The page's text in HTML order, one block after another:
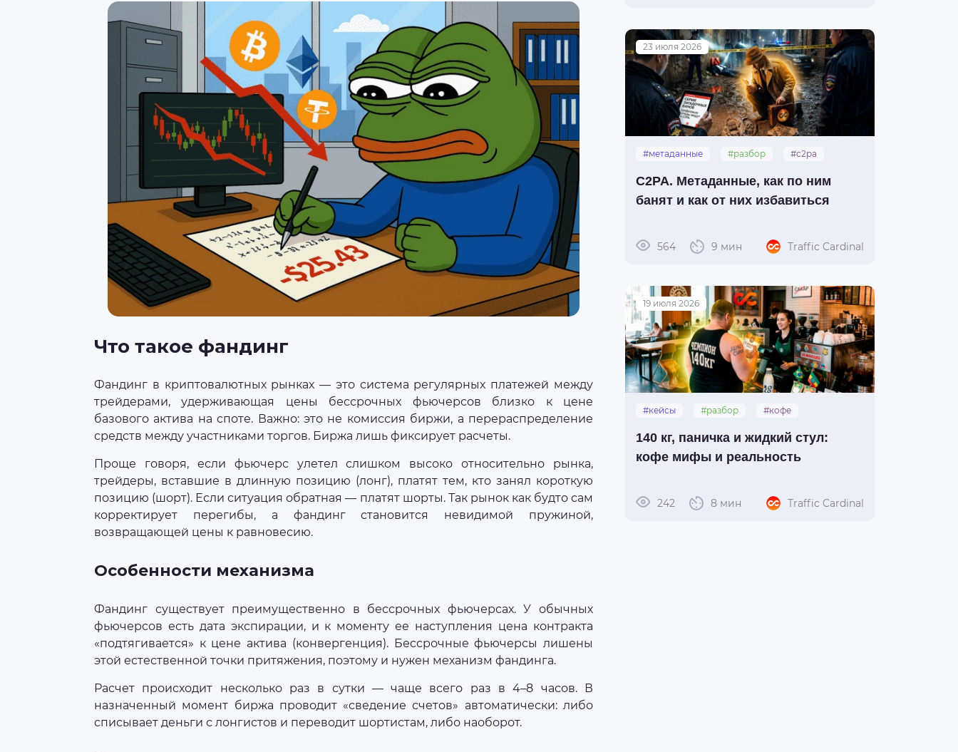
Что такое фандинг
Фандинг в криптовалютных рынках — это система регулярных платежей между
трейдерами, удерживающая цены бессрочных фьючерсов близко к цене
базового актива на споте. Важно: это не комиссия биржи, а перераспределение
средств между участниками торгов. Биржа лишь фиксирует расчеты.
Проще говоря, если фьючерс улетел слишком высоко относительно рынка,
трейдеры, вставшие в длинную позицию (лонг), платят тем, кто занял короткую
позицию (шорт). Если ситуация обратная — платят шорты. Так рынок как будто сам
корректирует перегибы, а фандинг становится невидимой пружиной,
возвращающей цены к равновесию.
Особенности механизма
Фандинг существует преимущественно в бессрочных фьючерсах. У обычных
фьючерсов есть дата экспирации, и к моменту ее наступления цена контракта
«подтягивается» к цене актива (конвергенция). Бессрочные фьючерсы лишены
этой естественной точки притяжения, поэтому и нужен механизм фандинга.
Расчет происходит несколько раз в сутки — чаще всего раз в 4–8 часов. В
назначенный момент биржа проводит «сведение счетов» автоматически: либо
списывает деньги с лонгистов и переводит шортистам, либо наоборот.
23 июля 2026
#метаданные #разбор #c2pa
C2PA. Метаданные, как по ним
банят и как от них избавиться
564 9 мин Traffic Cardinal
19 июля 2026
#кейсы #разбор #кофе
140 кг, паничка и жидкий стул:
кофе мифы и реальность
242 8 мин Traffic Cardinal